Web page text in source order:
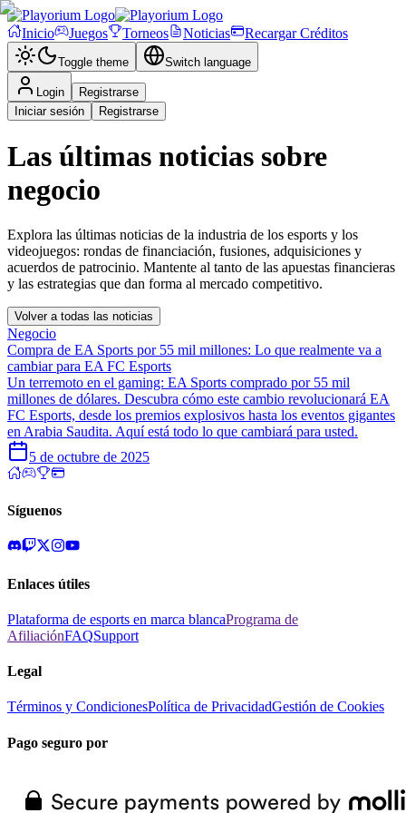
Inicio Juegos Torneos Noticias Recargar Créditos
Toggle theme Switch language
Login
Registrarse
Iniciar sesión
Registrarse
Las últimas noticias sobre
negocio
Explora las últimas noticias de la industria de los esports y los
videojuegos: rondas de financiación, fusiones, adquisiciones y
acuerdos de patrocinio. Mantente al tanto de las apuestas financieras
y las estrategias que dan forma al mercado competitivo.
Volver a todas las noticias
Negocio
Compra de EA Sports por 55 mil millones: Lo que realmente va a
cambiar para EA FC Esports
Un terremoto en el gaming: EA Sports comprado por 55 mil
millones de dólares. Descubra cómo este cambio revolucionará EA
FC Esports, desde los premios explosivos hasta los eventos gigantes
en Arabia Saudita. Aquí está todo lo que cambiará para usted.
5 de octubre de 2025
Síguenos
Enlaces útiles
Plataforma de esports en marca blancaPrograma de
AfiliaciónFAQSupport
Legal
Términos y CondicionesPolítica de PrivacidadGestión de Cookies
Pago seguro por